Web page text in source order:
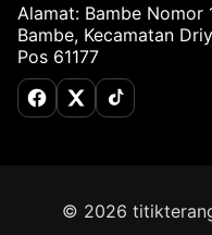
Alamat: Bambe Nomor
Bambe, Kecamatan
Pos 61177
Facebook
X (Twitter)
TikTok
© 2026